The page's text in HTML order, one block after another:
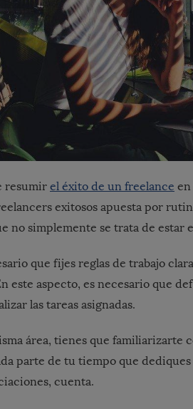
resumir el éxito de un freelance en
exitosos apuesta por
no simplemente se trata de estar
que fijes reglas de trabajo
este aspecto, es necesario que
las tareas asignadas.
área, tienes que familiarizarte
parte de tu tiempo que
cuenta.